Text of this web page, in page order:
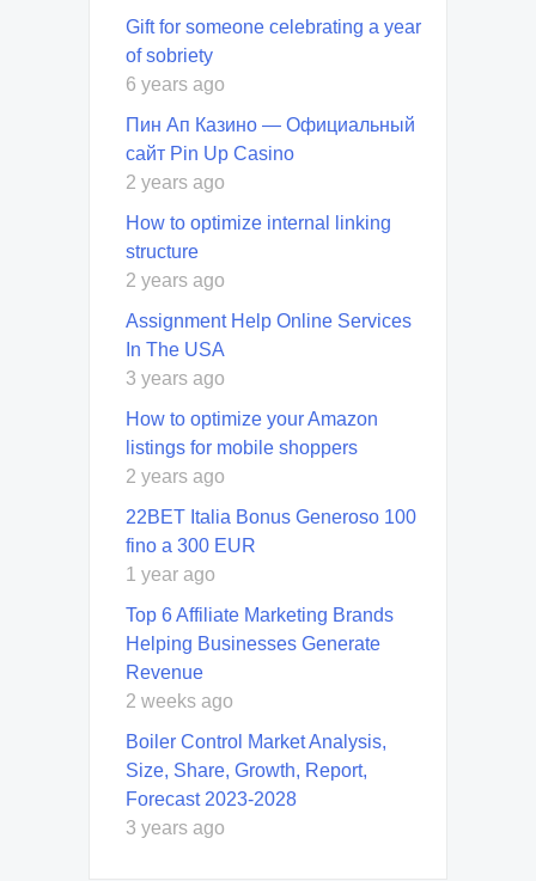
Gift for someone celebrating a year
of sobriety
6 years ago
Пин Ап Казино — Официальный
сайт Pin Up Casino
2 years ago
How to optimize internal linking
structure
2 years ago
Assignment Help Online Services
In The USA
3 years ago
How to optimize your Amazon
listings for mobile shoppers
2 years ago
22BET Italia Bonus Generoso 100
fino a 300 EUR
1 year ago
Top 6 Affiliate Marketing Brands
Helping Businesses Generate
Revenue
2 weeks ago
Boiler Control Market Analysis,
Size, Share, Growth, Report,
Forecast 2023-2028
3 years ago